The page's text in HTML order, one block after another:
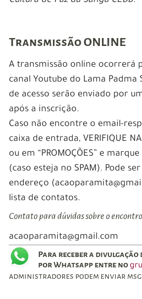
Transmissão ONLINE
A transmissão online ocorrerá
canal Youtube do Lama Padma
de acesso serão enviado por
após a inscrição.
Caso não encontre o email-
caixa de entrada, VERIFIQUE NA
ou em “PROMOÇÕES” e
(caso esteja no SPAM). Pode
endereço
lista de contatos.
Contato para dúvidas sobre o
acaoparamita@gmail.com
Para receber a divulgação
por Whatsapp entre no
administradores podem enviar